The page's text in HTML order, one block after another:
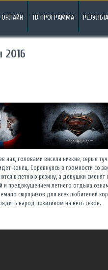
ОНЛАЙН ТВ ПРОГРАММА
над головами висели низкие, серые
конец. Соревнуясь в громкости со
в летнюю резину, а девушки сменят
и предвкушением летнего отдыха
сюрпризов для всех любителей
народ позитивом на весь сезон.